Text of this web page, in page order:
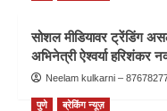
सोशल मीडियावर ट्रेंडिंग
अभिनेत्री ऐश्वर्या हरिशंकर
Neelam kulkarni –
पुणे ब्रेकिंग न्यूज़